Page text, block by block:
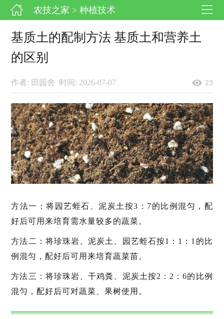
农技之家 > 种植技术
基质土的配制方法 基质土和营养土
的区别
作者: 田园舍 时间: 2026-07-07 23
方法一：将园艺蛭石、泥炭土按3：7的比例混匀，配
好后可用来培育需水量较多的蔬菜。
方法二：将珍珠岩、泥炭土、园艺蛭石按1：1：1的比
例混匀，配好后可用来培育蔬菜苗。
方法三：将珍珠岩、干鸡粪、泥炭土按2：2：6的比例
混匀，配好后可对蔬菜、果树使用。